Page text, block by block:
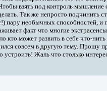
взять под контроль мышление
Так же непросто подчинить
пару необычных способностей, и
факт что многие
кто может развить в себе что-нить
совсем в другую тему. Прошу
Жаль что столько